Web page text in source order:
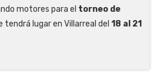
motores para el torneo de
tendrá lugar en Villarreal del 18 al 21